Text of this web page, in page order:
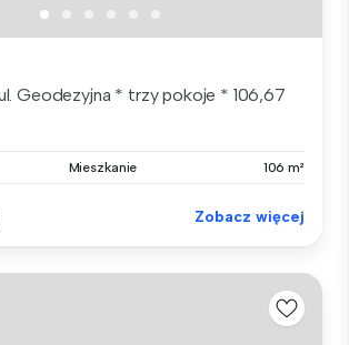
Geodezyjna * trzy pokoje * 106,67
Mieszkanie 106 m²
Zobacz więcej